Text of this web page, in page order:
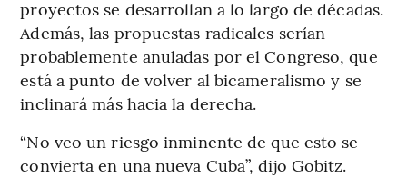
proyectos se desarrollan a lo largo de décadas.
Además, las propuestas radicales serían
probablemente anuladas por el Congreso, que
está a punto de volver al bicameralismo y se
inclinará más hacia la derecha.
“No veo un riesgo inminente de que esto se
convierta en una nueva Cuba”, dijo Gobitz.